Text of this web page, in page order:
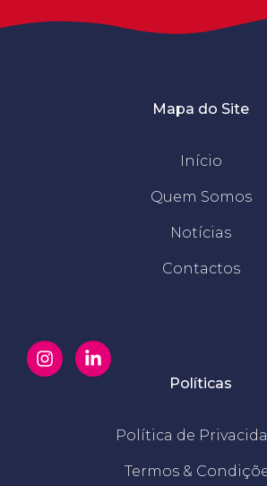
Mapa do Site
Início
Quem Somos
Notícias
Contactos
Políticas
Política de
Termos &